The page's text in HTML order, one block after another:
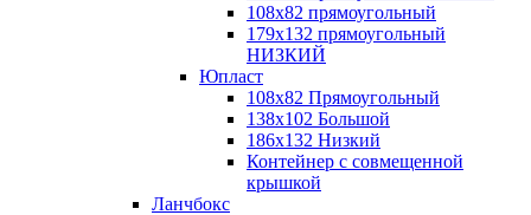
108х82 прямоугольный
179х132 прямоугольный
НИЗКИЙ
Юпласт
108х82 Прямоугольный
138х102 Большой
186х132 Низкий
Контейнер с совмещенной
крышкой
Ланчбокс